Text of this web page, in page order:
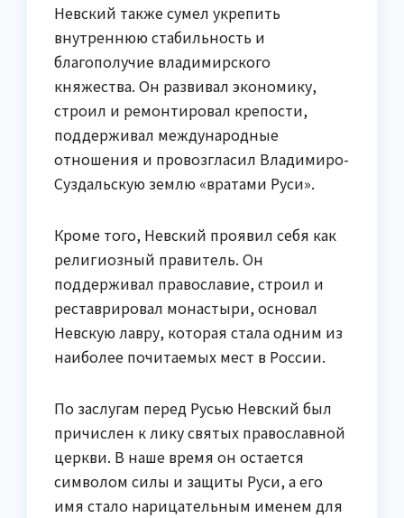
Невский также сумел укрепить
внутреннюю стабильность и
благополучие владимирского
княжества. Он развивал экономику,
строил и ремонтировал крепости,
поддерживал международные
отношения и провозгласил Владимиро-
Суздальскую землю «вратами Руси».
Кроме того, Невский проявил себя как
религиозный правитель. Он
поддерживал православие, строил и
реставрировал монастыри, основал
Невскую лавру, которая стала одним из
наиболее почитаемых мест в России.
По заслугам перед Русью Невский был
причислен к лику святых православной
церкви. В наше время он остается
символом силы и защиты Руси, а его
имя стало нарицательным именем для